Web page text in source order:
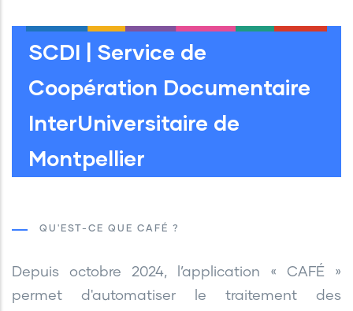
SCDI | Service de
Coopération Documentaire
InterUniversitaire de
Montpellier
QU'EST-CE QUE CAFÉ ?
Depuis octobre 2024, l’application « CAFÉ »
permet d'automatiser le traitement des